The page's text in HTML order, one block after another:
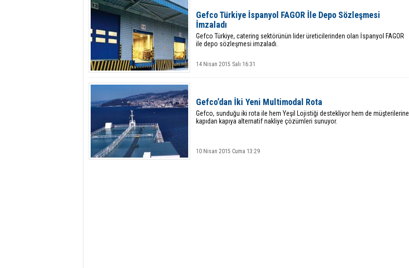
Gefco Türkiye İspanyol FAGOR İle Depo Sözleşmesi
İmzaladı
Gefco Türkiye, catering sektörünün lider üreticilerinden olan İspanyol FAGOR
ile depo sözleşmesi imzaladı.
14 Nisan 2015 Salı 16:31
Gefco’dan İki Yeni Multimodal Rota
Gefco, sunduğu iki rota ile hem Yeşil Lojistiği destekliyor hem de müşterilerine
kapıdan kapıya alternatif nakliye çözümleri sunuyor.
10 Nisan 2015 Cuma 13:29